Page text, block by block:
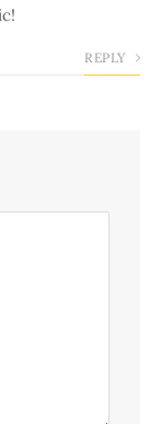
REPLY